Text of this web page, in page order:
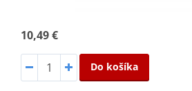
10,49 €
Do košíka